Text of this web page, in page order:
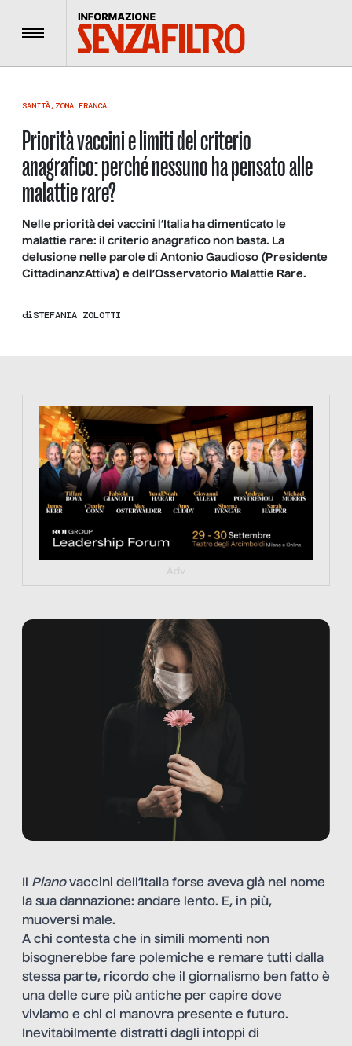
Menu
SANITÀ, ZONA FRANCA
Priorità vaccini e limiti del criterio
anagrafico: perché nessuno ha pensato alle
malattie rare?
Nelle priorità dei vaccini l’Italia ha dimenticato le
malattie rare: il criterio anagrafico non basta. La
delusione nelle parole di Antonio Gaudioso (Presidente
CittadinanzAttiva) e dell’Osservatorio Malattie Rare.
diSTEFANIA ZOLOTTI
https://tinyurl.com/363fvfm9
Adv
Il Pianovaccini dell’Italia forse aveva già nel nome
la sua dannazione: andare lento. E, in più,
muoversi male.
A chi contesta che in simili momenti non
bisognerebbe fare polemiche e remare tutti dalla
stessa parte, ricordo che il giornalismo ben fatto è
una delle cure più antiche per capire dove
viviamo e chi ci manovra presente e futuro.
Inevitabilmente distratti dagli intoppi di